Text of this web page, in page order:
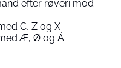
efter røveri mod
C, Z og X
Æ, Ø og Å